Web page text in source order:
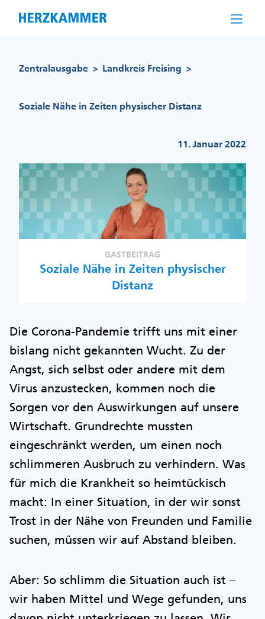
Zentralausgabe > Landkreis Freising >
Soziale Nähe in Zeiten physischer Distanz
11. Januar 2022
GASTBEITRAG
Soziale Nähe in Zeiten physischer
Distanz
Die Corona-Pandemie trifft uns mit einer
bislang nicht gekannten Wucht. Zu der
Angst, sich selbst oder andere mit dem
Virus anzustecken, kommen noch die
Sorgen vor den Auswirkungen auf unsere
Wirtschaft. Grundrechte mussten
eingeschränkt werden, um einen noch
schlimmeren Ausbruch zu verhindern. Was
für mich die Krankheit so heimtückisch
macht: In einer Situation, in der wir sonst
Trost in der Nähe von Freunden und Familie
suchen, müssen wir auf Abstand bleiben.
Aber: So schlimm die Situation auch ist –
wir haben Mittel und Wege gefunden, uns